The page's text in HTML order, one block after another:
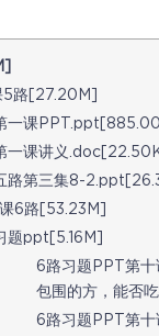
5路[27.20M]
一课
一课讲义
路第三集8-
6路[53.23M]
题ppt[5.16M]
6路习题PPT第十
包围的方，能否
6路习题PPT第十